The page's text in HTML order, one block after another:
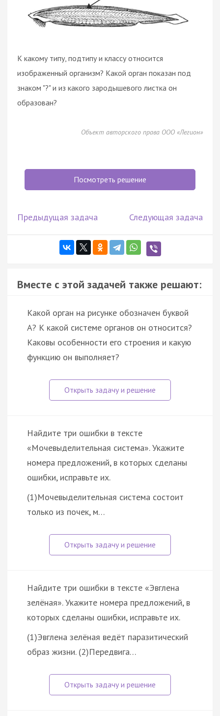
К какому типу, подтипу и классу относится
изображенный организм? Какой орган показан под
знаком "?" и из какого зародышевого листка он
образован?
Объект авторского права ООО «Легион»
Посмотреть решение
Предыдущая задача Следующая задача
Вместе с этой задачей также решают:
Какой орган на рисунке обозначен буквой
А? К какой системе органов он относится?
Каковы особенности его строения и какую
функцию он выполняет?
Найдите три ошибки в тексте
«Мочевыделительная система». Укажите
номера предложений, в которых сделаны
ошибки, исправьте их.
(1)Мочевыделительная система состоит
только из почек, м…
Найдите три ошибки в тексте «Эвглена
зелёная». Укажите номера предложений, в
которых сделаны ошибки, исправьте их.
(1)Эвглена зелёная ведёт паразитический
образ жизни. (2)Передвига…